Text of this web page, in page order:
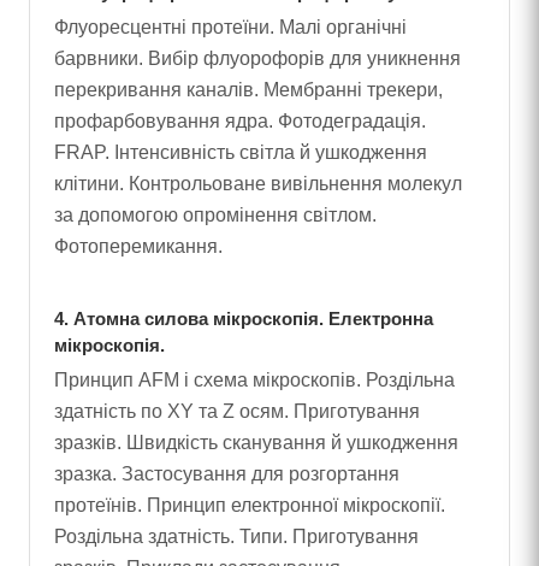
Флуоресцентні протеїни. Малі органічні
барвники. Вибір флуорофорів для уникнення
перекривання каналів. Мембранні трекери,
профарбовування ядра. Фотодеградація.
FRAP. Інтенсивність світла й ушкодження
клітини. Контрольоване вивільнення молекул
за допомогою опромінення світлом.
Фотоперемикання.
4. Атомна силова мікроскопія. Електронна
мікроскопія.
Принцип AFM і схема мікроскопів. Роздільна
здатність по XY та Z осям. Приготування
зразків. Швидкість сканування й ушкодження
зразка. Застосування для розгортання
протеїнів. Принцип електронної мікроскопії.
Роздільна здатність. Типи. Приготування